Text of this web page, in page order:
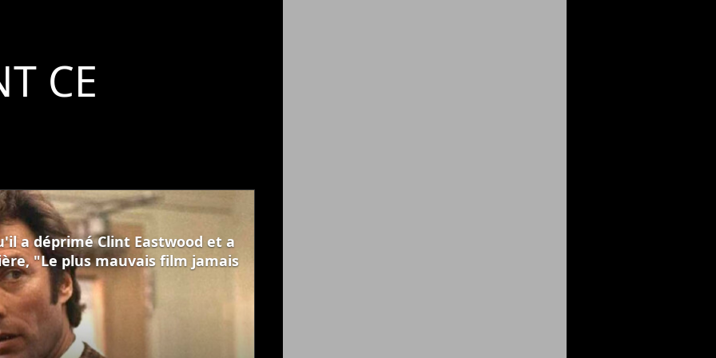
CE
a déprimé Clint Eastwood et a
"Le plus mauvais film jamais